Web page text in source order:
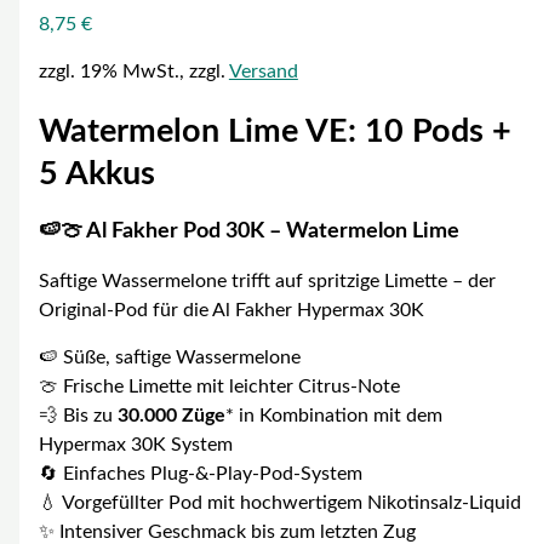
8,75 €
zzgl. 19% MwSt., zzgl. Versand
Watermelon Lime VE: 10 Pods +
5 Akkus
🍉🍈 Al Fakher Pod 30K – Watermelon Lime
Saftige Wassermelone trifft auf spritzige Limette – der
Original-Pod für die Al Fakher Hypermax 30K
🍉 Süße, saftige Wassermelone
🍈 Frische Limette mit leichter Citrus-Note
💨 Bis zu 30.000 Züge* in Kombination mit dem
Hypermax 30K System
🔄 Einfaches Plug-&-Play-Pod-System
💧 Vorgefüllter Pod mit hochwertigem Nikotinsalz-Liquid
✨ Intensiver Geschmack bis zum letzten Zug